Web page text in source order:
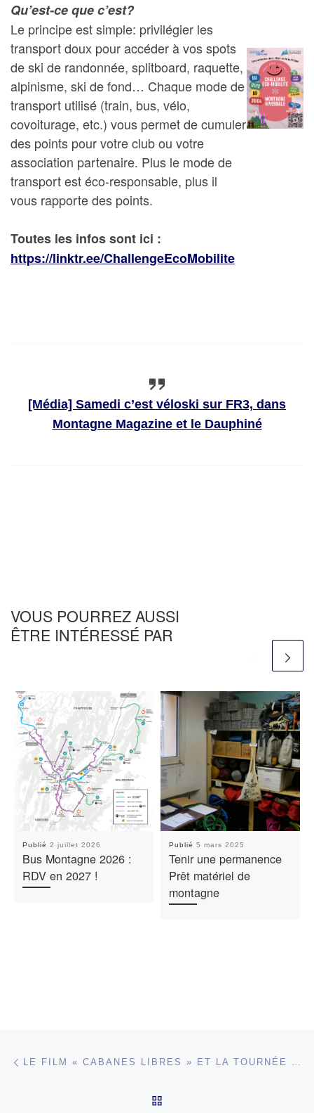
Qu’est-ce que c’est?
Le principe est simple: privilégier les
transport doux pour accéder à vos spots
de ski de randonnée, splitboard, raquette,
alpinisme, ski de fond… Chaque mode de
transport utilisé (train, bus, vélo,
covoiturage, etc.) vous permet de cumuler
des points pour votre club ou votre
association partenaire. Plus le mode de
transport est éco-responsable, plus il
vous rapporte des points.
Toutes les infos sont ici :
https://linktr.ee/ChallengeEcoMobilite
[Média] Samedi c’est véloski sur FR3, dans
Montagne Magazine et le Dauphiné
VOUS POURREZ AUSSI
ÊTRE INTÉRESSÉ PAR
Publié 2 juillet 2026
Bus Montagne 2026 :
RDV en 2027 !
Publié 5 mars 2025
Tenir une permanence
Prêt matériel de
montagne
Parcourir les articles LE FILM « CABANES LIBRES » ET LA TOURNÉE DES CABANES DANS LES MÉDIAS